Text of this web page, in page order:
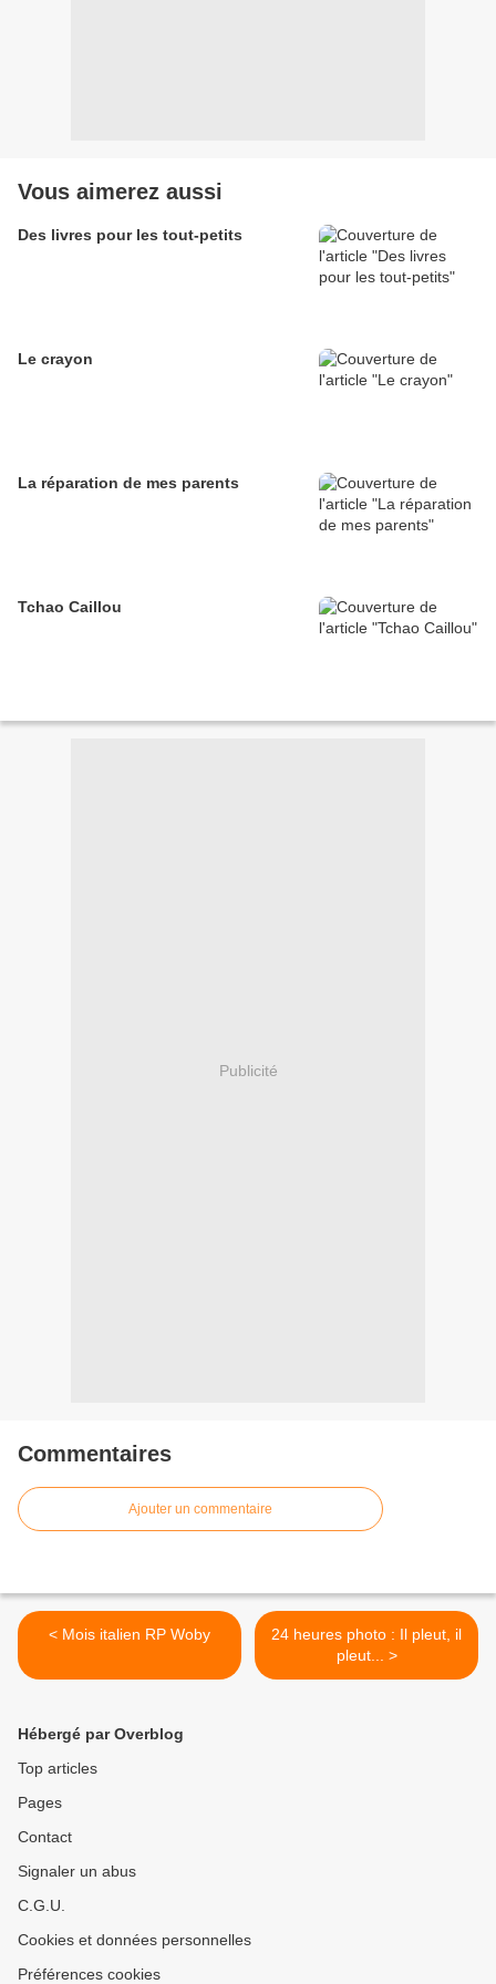
Vous aimerez aussi
Des livres pour les tout-petits
Le crayon
La réparation de mes parents
Tchao Caillou
Publicité
Commentaires
Ajouter un commentaire
< Mois italien RP Woby
24 heures photo : Il pleut, il
pleut... >
Hébergé par Overblog
Top articles
Pages
Contact
Signaler un abus
C.G.U.
Cookies et données personnelles
Préférences cookies